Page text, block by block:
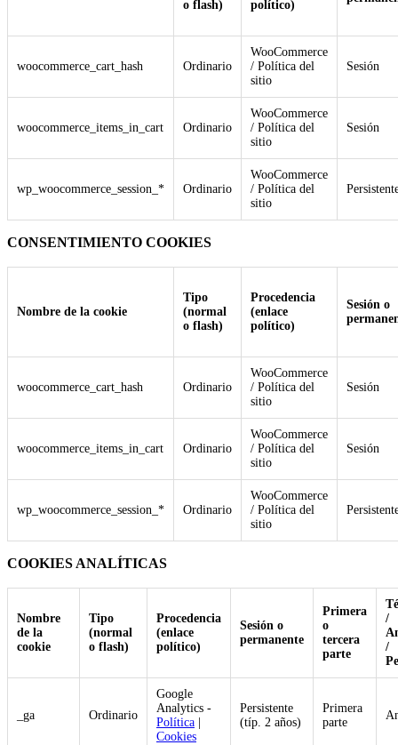
o flash) político)
woocommerce_cart_hash Ordinario
WooCommerce
/ Política del
sitio
Sesión
woocommerce_items_in_cart Ordinario
WooCommerce
/ Política del
sitio
Sesión
wp_woocommerce_session_* Ordinario
WooCommerce
/ Política del
sitio
CONSENTIMIENTO COOKIES
Nombre de la cookie
Tipo
(normal
o flash)
Procedencia
(enlace
político)
Sesión o
woocommerce_cart_hash Ordinario
WooCommerce
/ Política del
sitio
Sesión
woocommerce_items_in_cart Ordinario
WooCommerce
/ Política del
sitio
Sesión
wp_woocommerce_session_* Ordinario
WooCommerce
/ Política del
sitio
COOKIES ANALÍTICAS
Nombre
de la
cookie
Tipo
(normal
o flash)
Procedencia
(enlace
político)
Sesión o
permanente
Primera
o
tercera
parte
/
/
_ga Ordinario
Google
Analytics -
Política
Cookies
Persistente
(típ. 2 años)
Primera
parte